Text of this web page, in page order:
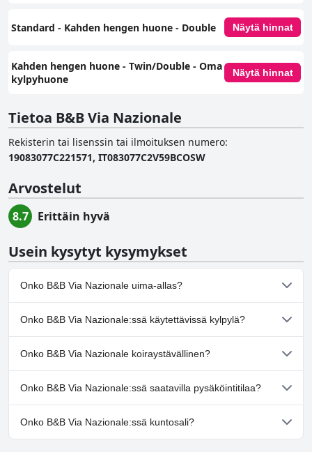
Standard - Kahden hengen huone - Double Näytä hinnat
Kahden hengen huone - Twin/Double - Oma
kylpyhuone
Näytä hinnat
Tietoa B&B Via Nazionale
Rekisterin tai lisenssin tai ilmoituksen numero:
19083077C221571, IT083077C2V59BCOSW
Arvostelut
8.7 Erittäin hyvä
Usein kysytyt kysymykset
Onko B&B Via Nazionale uima-allas?
Ei, B&B Via Nazionale ei ole uima-allasta.
Onko B&B Via Nazionale:ssä käytettävissä kylpylä?
Ei, B&B Via Nazionale ei tarjoa kylpylää.
Onko B&B Via Nazionale koiraystävällinen?
Ei, B&B Via Nazionale ei salli koiria.
Onko B&B Via Nazionale:ssä saatavilla pysäköintitilaa?
Kyllä, B&B Via Nazionale tarjoaa pysäköintimahdollisuuden.
Onko B&B Via Nazionale:ssä kuntosali?